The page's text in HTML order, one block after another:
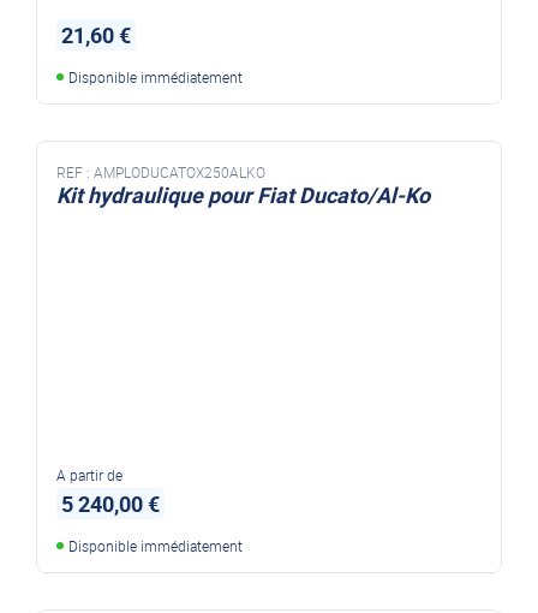
21,60 €
Disponible immédiatement
REF : AMPLODUCATOX250ALKO
Kit hydraulique pour Fiat Ducato/Al-Ko
A partir de
5 240,00 €
Disponible immédiatement